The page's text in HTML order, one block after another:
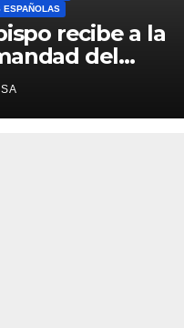
ESPAÑOLAS
recibe a la
del